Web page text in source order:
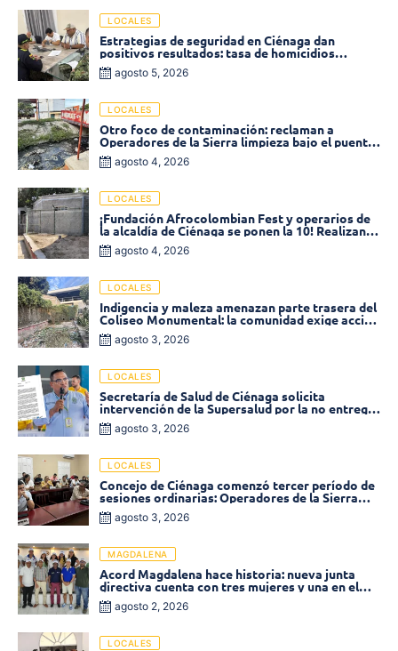
LOCALES
Estrategias de seguridad en Ciénaga dan
positivos resultados: tasa de homicidios
disminuyó un 58% en 2026
agosto 5, 2026
LOCALES
Otro foco de contaminación: reclaman a
Operadores de la Sierra limpieza bajo el puente
de la calle 19 con carrera 11
agosto 4, 2026
LOCALES
¡Fundación Afrocolombian Fest y operarios de
la alcaldía de Ciénaga se ponen la 10! Realizan
limpieza de la parte posterior del Coliseo
Monumental
agosto 4, 2026
LOCALES
Indigencia y maleza amenazan parte trasera del
Coliseo Monumental: la comunidad exige acción
inmediata!
agosto 3, 2026
LOCALES
Secretaría de Salud de Ciénaga solicita
intervención de la Supersalud por la no entrega
de medicamentos en las EPS
agosto 3, 2026
LOCALES
Concejo de Ciénaga comenzó tercer período de
sesiones ordinarias: Operadores de la Sierra
tema central de la plenaria
agosto 3, 2026
MAGDALENA
Acord Magdalena hace historia: nueva junta
directiva cuenta con tres mujeres y una en el
Órgano de Control
agosto 2, 2026
LOCALES